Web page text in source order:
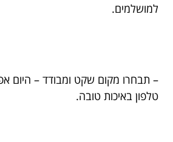
למושלמים.
– תבחרו מקום שקט ומבודד – היום
טלפון באיכות טובה.